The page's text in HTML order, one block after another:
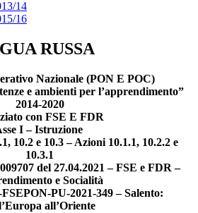
14
16
RUSSA
Nazionale (PON E POC)
e ambienti per l’apprendimento”
2014-2020
con FSE E FDR
I – Istruzione
10.2 e 10.3 – Azioni 10.1.1, 10.2.2 e
10.3.1
del 27.04.2021 – FSE e FDR –
e Socialità
PU-2021-349 – Salento:
all’Oriente